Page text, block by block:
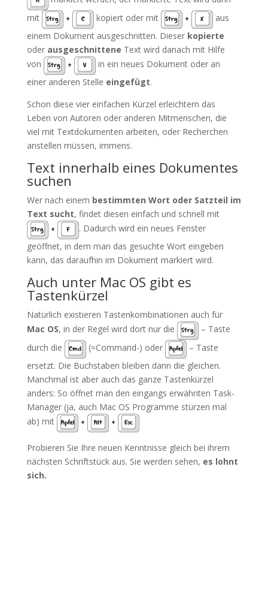
mit
Strg + C kopiert oder mit Strg + X
aus
einem Dokument ausgeschnitten. Dieser kopierte
oder ausgeschnittene Text wird danach mit Hilfe
von
Strg + V
in ein neues Dokument oder an
einer anderen Stelle eingefügt.
Schon diese vier einfachen Kürzel erleichtern das
Leben von Autoren oder anderen Mitmenschen, die
viel mit Textdokumenten arbeiten, oder Recherchen
anstellen müssen, immens.
Text innerhalb eines Dokumentes
suchen
Wer nach einem bestimmten Wort oder Satzteil im
Text sucht, findet diesen einfach und schnell mit
Strg + F
. Dadurch wird ein neues Fenster
geöffnet, in dem man das gesuchte Wort eingeben
kann, das daraufhin im Dokument markiert wird.
Auch unter Mac OS gibt es
Tastenkürzel
Natürlich existieren Tastenkombinationen auch für
Mac OS, in der Regel wird dort nur die Strg
– Taste
durch die
Cmd (=Command-) oder Apfel
– Taste
ersetzt. Die Buchstaben bleiben dann die gleichen.
Manchmal ist aber auch das ganze Tastenkürzel
anders: So öffnet man den eingangs erwähnten Task-
Manager (ja, auch Mac OS Programme stürzen mal
ab) mit
Apfel + Alt + Esc
Probieren Sie Ihre neuen Kenntnisse gleich bei ihrem
nächsten Schriftstück aus. Sie werden sehen, es lohnt
sich.